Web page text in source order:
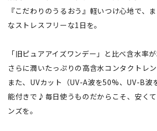
『こだわりのうるおう』軽いつけ心地で、
なストレスフリーな1日を。
「旧ピュアアイズワンデー」と比べ含水率
さらに潤いたっぷりの高含水コンタクトレン
また、UVカット（UV-A波を50%、UV-B波
能付きで♪毎日使うものだからこそ、安く
ンズを。